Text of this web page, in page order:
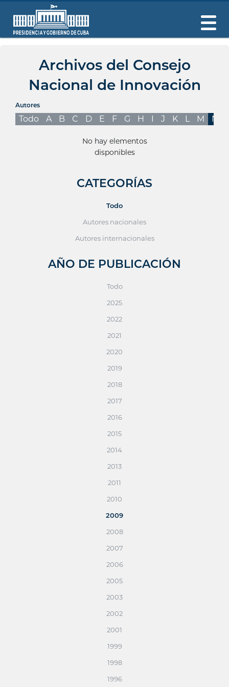
Archivos del Consejo
Nacional de Innovación
Autores
Todo A B C D E F G H I J K L M N
No hay elementos
disponibles
CATEGORÍAS
Todo
Autores nacionales
Autores internacionales
AÑO DE PUBLICACIÓN
Todo
2025
2022
2021
2020
2019
2018
2017
2016
2015
2014
2013
2011
2010
2009
2008
2007
2006
2005
2003
2002
2001
1999
1998
1996